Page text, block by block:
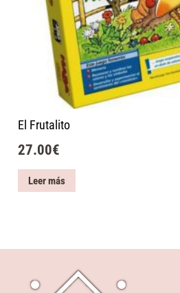
El Frutalito
27.00€
Leer más